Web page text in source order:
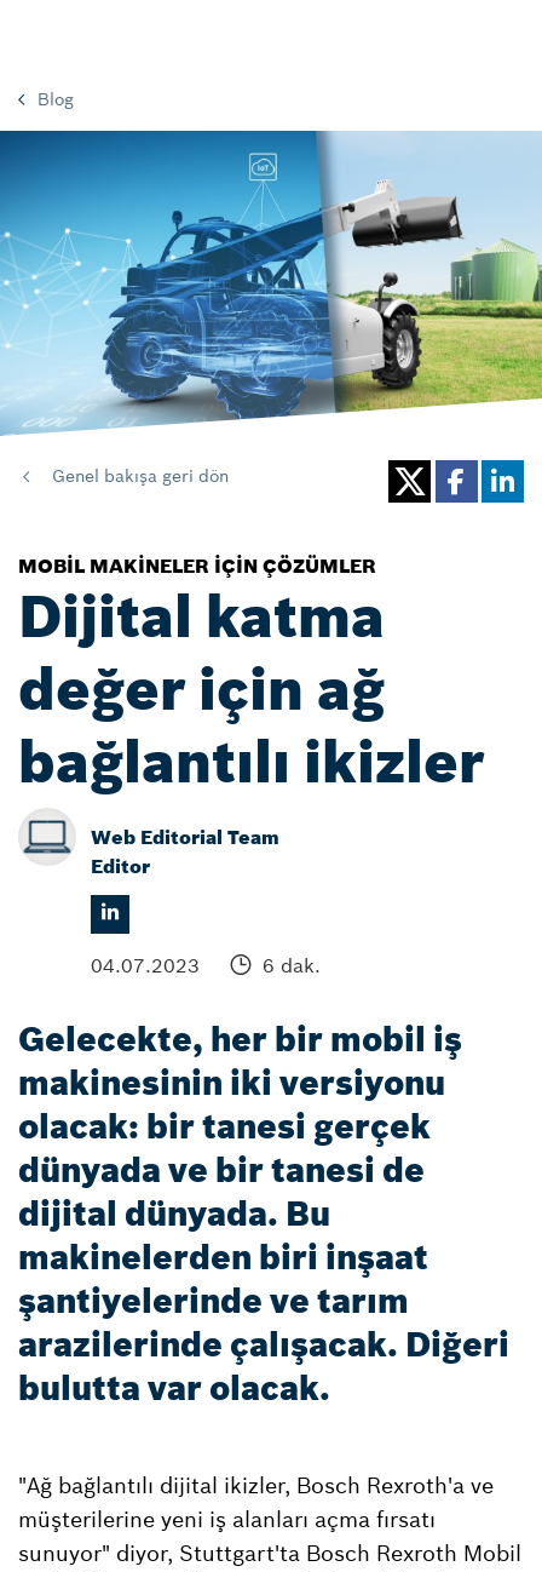
Blog
Genel bakışa geri dön
MOBIL MAKINELER IÇIN ÇÖZÜMLER
Dijital katma
değer için ağ
bağlantılı ikizler
Web Editorial Team
Editor
04.07.2023 6 dak.
Gelecekte, her bir mobil iş
makinesinin iki versiyonu
olacak: bir tanesi gerçek
dünyada ve bir tanesi de
dijital dünyada. Bu
makinelerden biri inşaat
şantiyelerinde ve tarım
arazilerinde çalışacak. Diğeri
bulutta var olacak.
"Ağ bağlantılı dijital ikizler, Bosch Rexroth'a ve
müşterilerine yeni iş alanları açma fırsatı
sunuyor" diyor, Stuttgart'ta Bosch Rexroth Mobil